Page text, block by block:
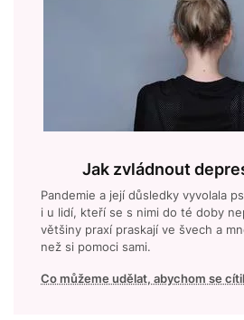
Jak zvládnout
Pandemie a její důsledky vyvolala
i u lidí, kteří se s nimi do té doby
většiny praxí praskají ve švech a
než si pomoci sami.
Co můžeme udělat, abychom se